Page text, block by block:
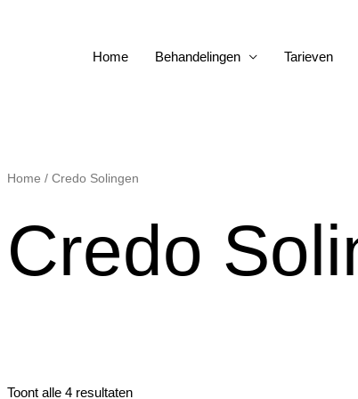
Home Behandelingen Tarieven
Home / Credo Solingen
Credo
Toont alle 4 resultaten
Gesorteerd
op